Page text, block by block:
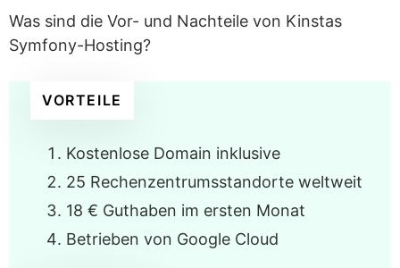
Was sind die Vor- und Nachteile von Kinstas
Symfony-Hosting?
VORTEILE
Kostenlose Domain inklusive
25 Rechenzentrumsstandorte weltweit
18 € Guthaben im ersten Monat
Betrieben von Google Cloud